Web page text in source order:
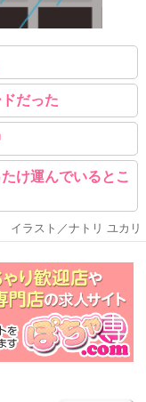
だった
け運んでいるとこ
イラスト／ナトリ ユカリ